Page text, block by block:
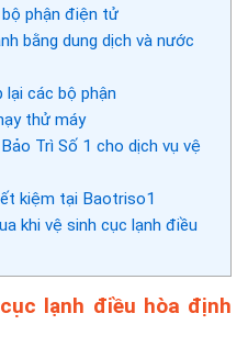
phận điện tử
bằng dung dịch và nước
lại các bộ phận
thử máy
Trì Số 1 cho dịch vụ vệ
kiệm tại Baotriso1
khi vệ sinh cục lạnh điều
lạnh điều hòa định